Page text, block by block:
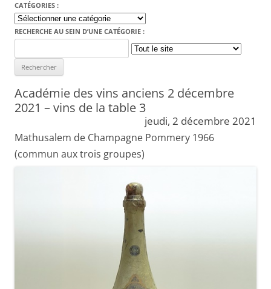
CATÉGORIES :
Catégories
:
RECHERCHE AU SEIN D’UNE CATÉGORIE :
for:
Académie des vins anciens 2 décembre
2021 – vins de la table 3
jeudi, 2 décembre 2021
Mathusalem de Champagne Pommery 1966
(commun aux trois groupes)